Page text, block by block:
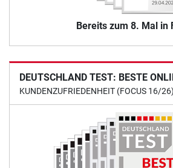
Bereits zum 8. Mal in
DEUTSCHLAND TEST: BESTE
KUNDENZUFRIEDENHEIT (FOCUS 16/26)